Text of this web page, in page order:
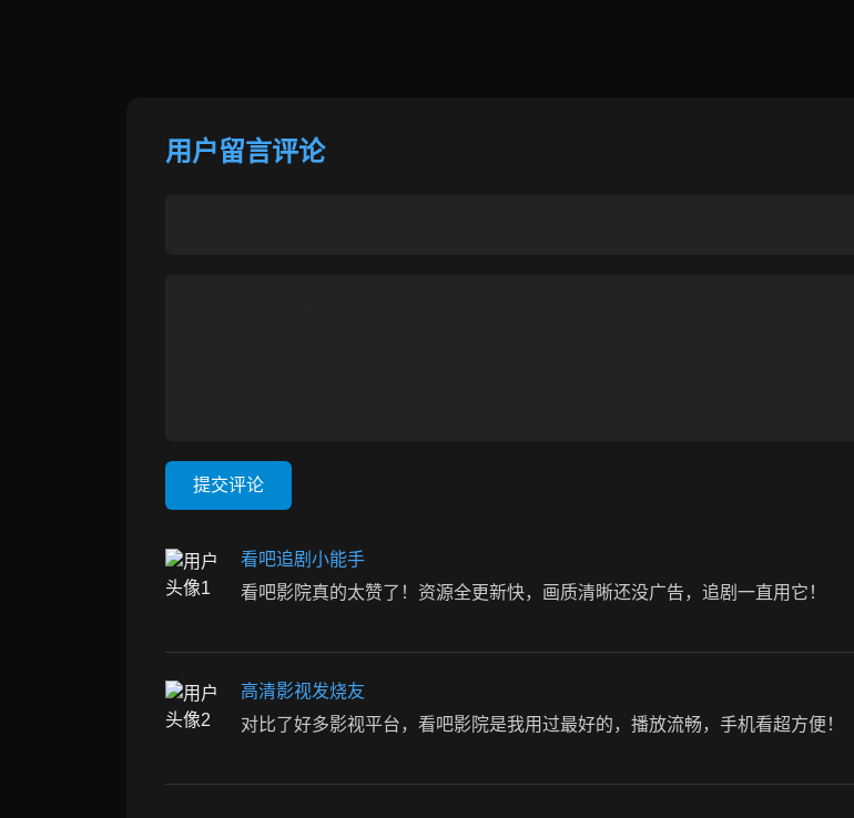
用户留言评论
提交评论
看吧追剧小能手
看吧影院真的太赞了！资源全更新快，画质清晰还没广告，追剧一直用它！
高清影视发烧友
对比了好多影视平台，看吧影院是我用过最好的，播放流畅，手机看超方便！